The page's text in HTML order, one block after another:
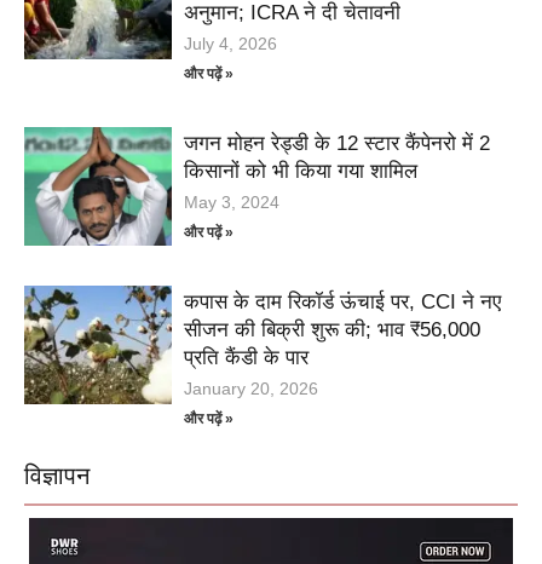
अनुमान; ICRA ने दी चेतावनी
July 4, 2026
और पढ़ें »
जगन मोहन रेड्डी के 12 स्टार कैंपेनरो में 2
किसानों को भी किया गया शामिल
May 3, 2024
और पढ़ें »
कपास के दाम रिकॉर्ड ऊंचाई पर, CCI ने नए
सीजन की बिक्री शुरू की; भाव ₹56,000
प्रति कैंडी के पार
January 20, 2026
और पढ़ें »
विज्ञापन